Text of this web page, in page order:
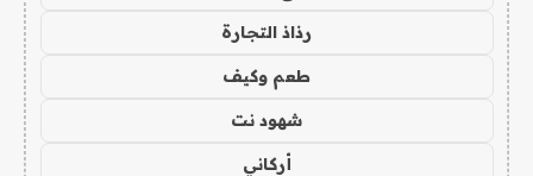
رذاذ التجارة
طعم وكيف
شهود نت
أركاني